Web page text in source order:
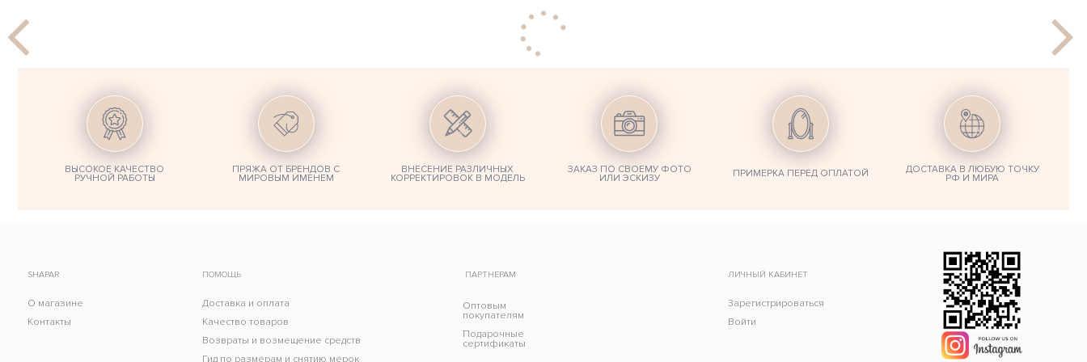
ВЫСОКОЕ КАЧЕСТВО
РУЧНОЙ РАБОТЫ
ПРЯЖА ОТ БРЕНДОВ С
МИРОВЫМ ИМЕНЕМ
ВНЕСЕНИЕ РАЗЛИЧНЫХ
КОРРЕКТИРОВОК В МОДЕЛЬ
ЗАКАЗ ПО СВОЕМУ ФОТО
ИЛИ ЭСКИЗУ ПРИМЕРКА ПЕРЕД ОПЛАТОЙ ДОСТАВКА В ЛЮБУЮ ТОЧКУ
РФ И МИРА
SHAPAR
О магазине
Контакты
ПОМОЩЬ
Доставка и оплата
Качество товаров
Возвраты и возмещение средств
Гид по размерам и снятию мерок
ПАРТНЕРАМ
Оптовым
покупателям
Подарочные
сертификаты
ЛИЧНЫЙ КАБИНЕТ
Зарегистрироваться
Войти